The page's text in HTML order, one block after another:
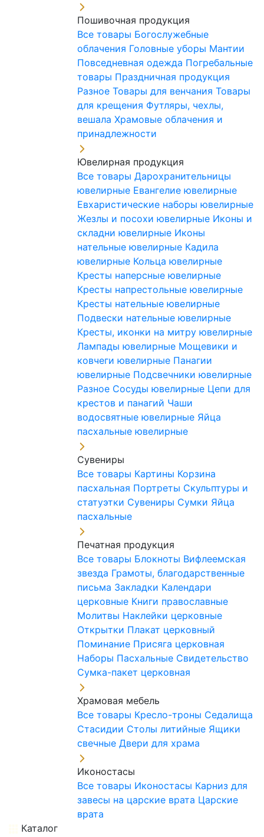
Пошивочная продукция
Все товары Богослужебные
облачения Головные уборы Мантии
Повседневная одежда Погребальные
товары Праздничная продукция
Разное Товары для венчания Товары
для крещения Футляры, чехлы,
вешала Храмовые облачения и
принадлежности
Ювелирная продукция
Все товары Дарохранительницы
ювелирные Евангелие ювелирные
Евхаристические наборы ювелирные
Жезлы и посохи ювелирные Иконы и
складни ювелирные Иконы
нательные ювелирные Кадила
ювелирные Кольца ювелирные
Кресты наперсные ювелирные
Кресты напрестольные ювелирные
Кресты нательные ювелирные
Подвески нательные ювелирные
Кресты, иконки на митру ювелирные
Лампады ювелирные Мощевики и
ковчеги ювелирные Панагии
ювелирные Подсвечники ювелирные
Разное Сосуды ювелирные Цепи для
крестов и панагий Чаши
водосвятные ювелирные Яйца
пасхальные ювелирные
Сувениры
Все товары Картины Корзина
пасхальная Портреты Скульптуры и
статуэтки Сувениры Сумки Яйца
пасхальные
Печатная продукция
Все товары Блокноты Вифлеемская
звезда Грамоты, благодарственные
письма Закладки Календари
церковные Книги православные
Молитвы Наклейки церковные
Открытки Плакат церковный
Поминание Присяга церковная
Наборы Пасхальные Свидетельство
Сумка-пакет церковная
Храмовая мебель
Все товары Кресло-троны Седалища
Стасидии Столы литийные Ящики
свечные Двери для храма
Иконостасы
Все товары Иконостасы Карниз для
завесы на царские врата Царские
врата
Каталог